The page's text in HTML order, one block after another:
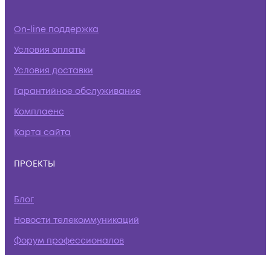
On-line поддержка
Условия оплаты
Условия доставки
Гарантийное обслуживание
Комплаенс
Карта сайта
ПРОЕКТЫ
Блог
Новости телекоммуникаций
Форум профессионалов